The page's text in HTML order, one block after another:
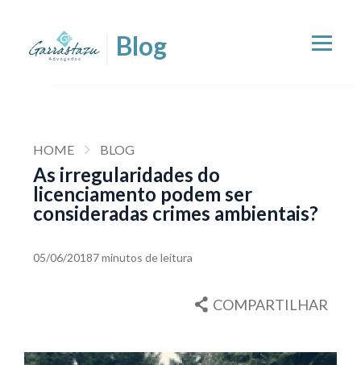
HOME BLOG
As irregularidades do
licenciamento podem ser
consideradas crimes ambientais?
05/06/20187 minutos de leitura
COMPARTILHAR